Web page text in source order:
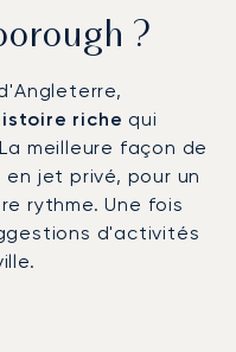
?
riche qui
meilleure façon de
jet privé, pour un
rythme. Une fois
d'activités